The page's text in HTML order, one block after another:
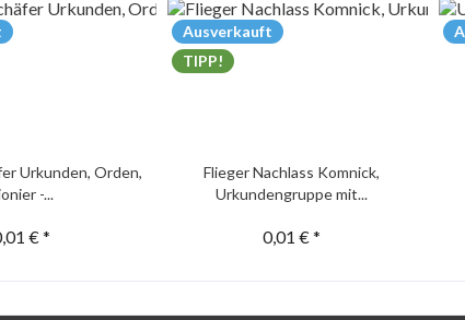
Urkunden, Orden,
-...
€ *
Ausverkauft
TIPP!
Flieger Nachlass Komnick,
Urkundengruppe mit...
0,01 € *